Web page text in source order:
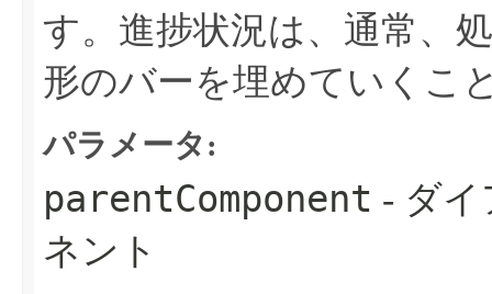
す。進捗状況は、通常、
形のバーを埋めていくこ
パラメータ:
parentComponent - ダ
ネント